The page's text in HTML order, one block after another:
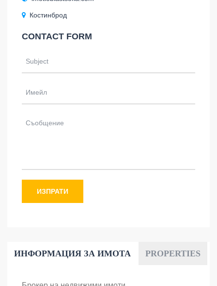
Костинброд
CONTACT FORM
ИЗПРАТИ
ИНФОРМАЦИЯ ЗА ИМОТА PROPERTIES